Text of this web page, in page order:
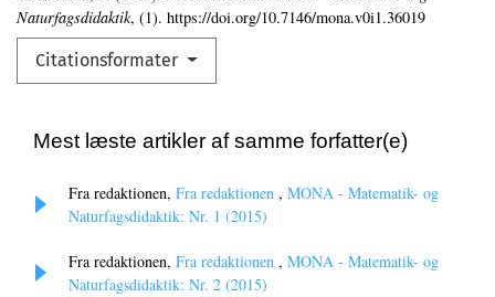
Naturfagsdidaktik, (1). https://doi.org/10.7146/mona.v0i1.36019
Citationsformater
Mest læste artikler af samme forfatter(e)
Fra redaktionen, Fra redaktionen , MONA - Matematik- og
Naturfagsdidaktik: Nr. 1 (2015)
Fra redaktionen, Fra redaktionen , MONA - Matematik- og
Naturfagsdidaktik: Nr. 2 (2015)